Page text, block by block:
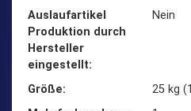
Auslaufartikel
Produktion durch
Hersteller
eingestellt
‎Nein
Größe
‎25 kg